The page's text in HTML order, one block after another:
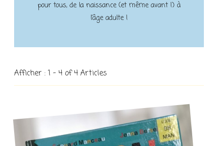
pour tous, de la naissance (et même avant !) à
l’âge adulte !
Afficher : 1 - 4 of 4 Articles